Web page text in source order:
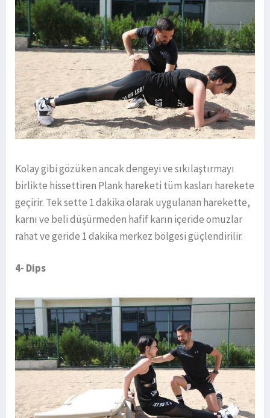
Kolay gibi gözüken ancak dengeyi ve sıkılaştırmayı
birlikte hissettiren Plank hareketi tüm kasları harekete
geçirir. Tek sette 1 dakika olarak uygulanan harekette,
karnı ve beli düşürmeden hafif karın içeride omuzlar
rahat ve geride 1 dakika merkez bölgesi güçlendirilir.
4- Dips